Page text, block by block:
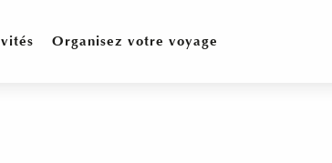
Organisez votre voyage